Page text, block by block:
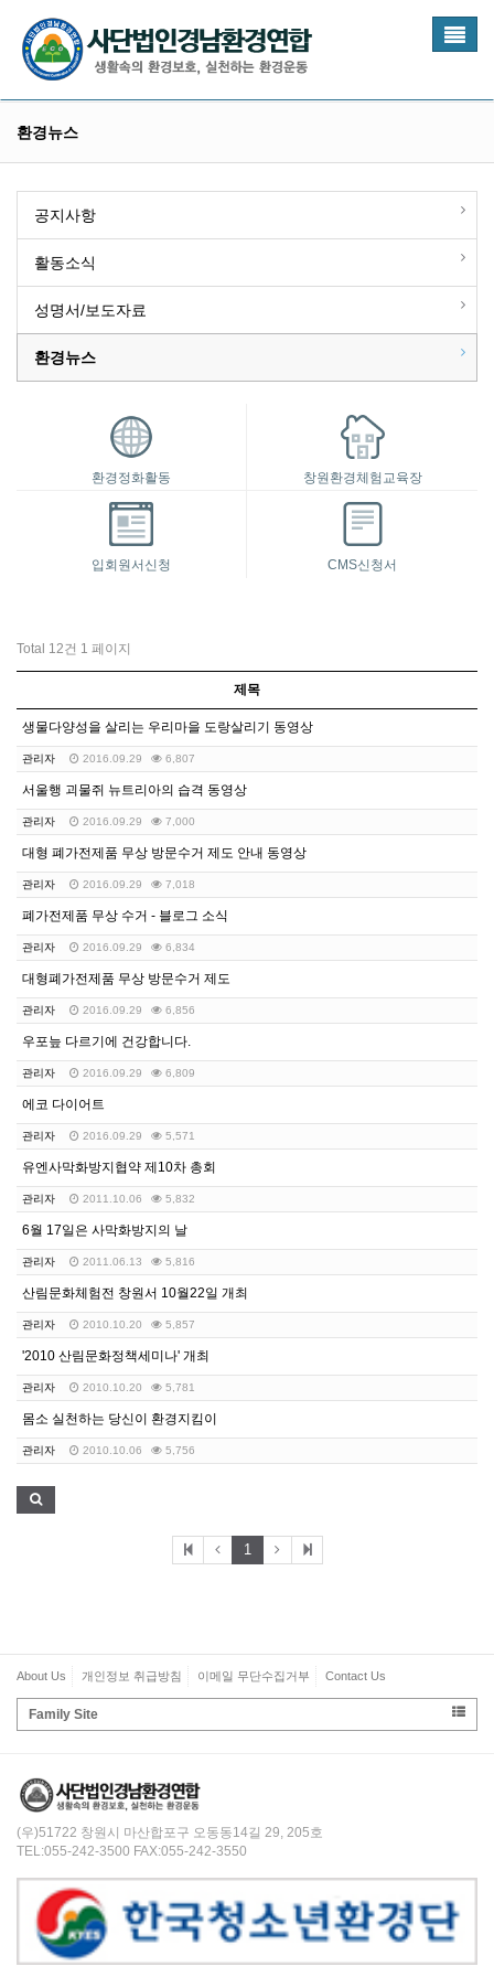
환경뉴스
공지사항
활동소식
성명서/보도자료
환경뉴스
환경정화활동 창원환경체험교육장
입회원서신청 CMS신청서
Total 12건 1 페이지
제목
생물다양성을 살리는 우리마을 도랑살리기 동영상
관리자 2016.09.29 6,807
서울행 괴물쥐 뉴트리아의 습격 동영상
관리자 2016.09.29 7,000
대형 폐가전제품 무상 방문수거 제도 안내 동영상
관리자 2016.09.29 7,018
폐가전제품 무상 수거 - 블로그 소식
관리자 2016.09.29 6,834
대형폐가전제품 무상 방문수거 제도
관리자 2016.09.29 6,856
우포늪 다르기에 건강합니다.
관리자 2016.09.29 6,809
에코 다이어트
관리자 2016.09.29 5,571
유엔사막화방지협약 제10차 총회
관리자 2011.10.06 5,832
6월 17일은 사막화방지의 날
관리자 2011.06.13 5,816
산림문화체험전 창원서 10월22일 개최
관리자 2010.10.20 5,857
'2010 산림문화정책세미나' 개최
관리자 2010.10.20 5,781
몸소 실천하는 당신이 환경지킴이
관리자 2010.10.06 5,756
1
About Us 개인정보 취급방침 이메일 무단수집거부 Contact Us
Family Site
(우)51722 창원시 마산합포구 오동동14길 29, 205호
TEL:055-242-3500 FAX:055-242-3550